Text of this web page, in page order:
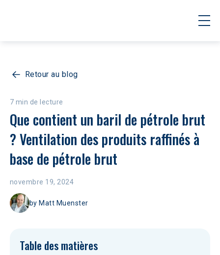
Retour au blog
7 min de lecture
Que contient un baril de pétrole brut
? Ventilation des produits raffinés à
base de pétrole brut
novembre 19, 2024
by Matt Muenster
Table des matières